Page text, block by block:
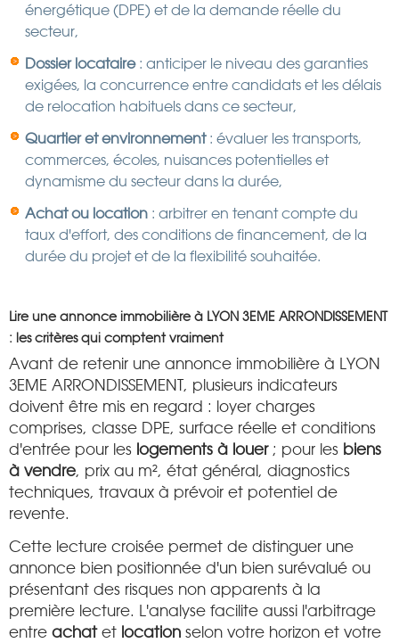
énergétique (DPE) et de la demande réelle du
secteur,
Dossier locataire: anticiper le niveau des garanties
exigées, la concurrence entre candidats et les délais
de relocation habituels dans ce secteur,
Quartier et environnement: évaluer les transports,
commerces, écoles, nuisances potentielles et
dynamisme du secteur dans la durée,
Achat ou location : arbitrer en tenant compte du
taux d'effort, des conditions de financement, de la
durée du projet et de la flexibilité souhaitée.
Lire une annonce immobilière à LYON 3EME ARRONDISSEMENT
: les critères qui comptent vraiment
Avant de retenir une annonce immobilière à LYON
3EME ARRONDISSEMENT, plusieurs indicateurs
doivent être mis en regard : loyer charges
comprises, classe DPE, surface réelle et conditions
d'entrée pour les logements à louer; pour les biens
à vendre, prix au m², état général, diagnostics
techniques, travaux à prévoir et potentiel de
revente.
Cette lecture croisée permet de distinguer une
annonce bien positionnée d'un bien surévalué ou
présentant des risques non apparents à la
première lecture. L'analyse facilite aussi l'arbitrage
entre achatet location selon votre horizon et votre